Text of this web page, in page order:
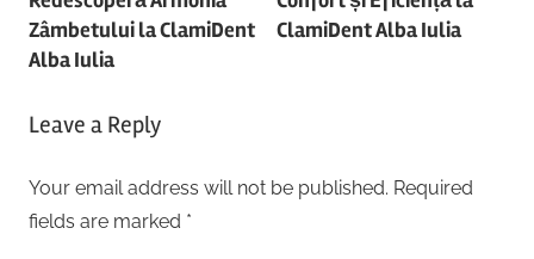
Zâmbetului la ClamiDent
Alba Iulia
ClamiDent Alba Iulia
Leave a Reply
Your email address will not be published. Required
fields are marked *